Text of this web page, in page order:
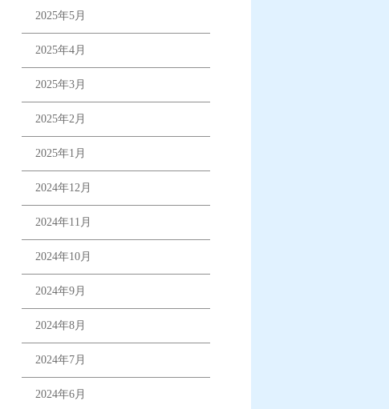
2025年5月
2025年4月
2025年3月
2025年2月
2025年1月
2024年12月
2024年11月
2024年10月
2024年9月
2024年8月
2024年7月
2024年6月